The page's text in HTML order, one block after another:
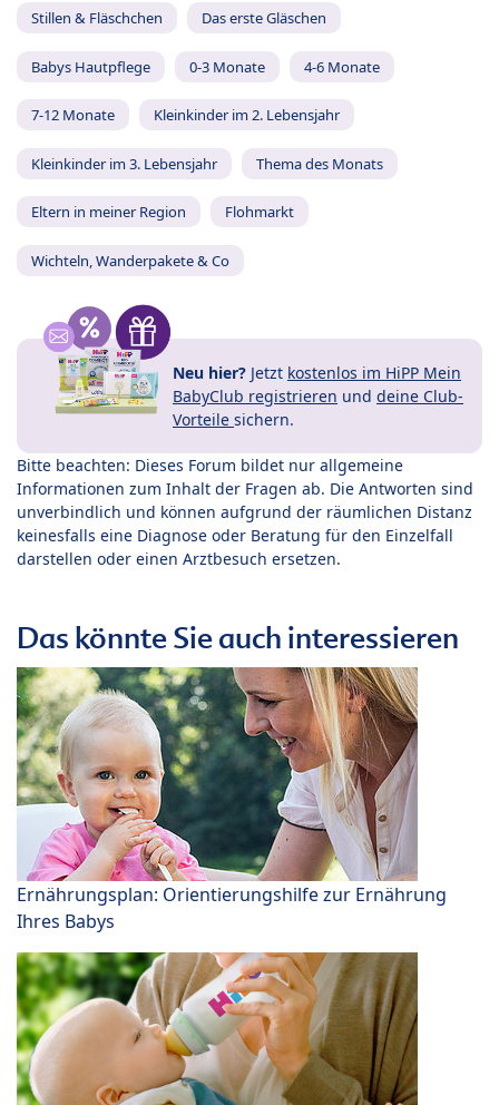
Stillen & Fläschchen Das erste Gläschen
Babys Hautpflege 0-3 Monate 4-6 Monate
7-12 Monate Kleinkinder im 2. Lebensjahr
Kleinkinder im 3. Lebensjahr Thema des Monats
Eltern in meiner Region Flohmarkt
Wichteln, Wanderpakete & Co
Neu hier? Jetzt kostenlos im HiPP Mein
BabyClub registrieren und deine Club-
Vorteile sichern.
Bitte beachten: Dieses Forum bildet nur allgemeine
Informationen zum Inhalt der Fragen ab. Die Antworten sind
unverbindlich und können aufgrund der räumlichen Distanz
keinesfalls eine Diagnose oder Beratung für den Einzelfall
darstellen oder einen Arztbesuch ersetzen.
Das könnte Sie auch interessieren
Ernährungsplan: Orientierungshilfe zur Ernährung
Ihres Babys